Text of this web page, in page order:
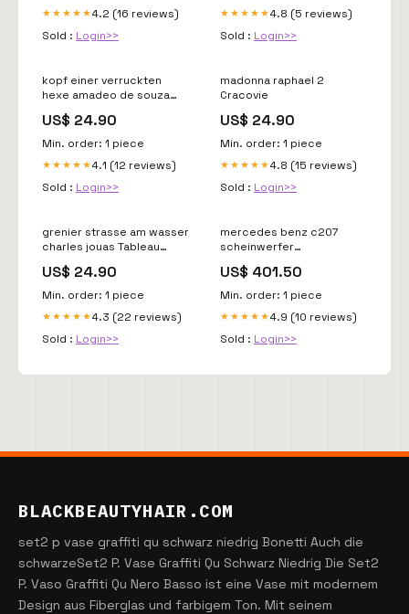
★★★★★4.2 (16 reviews)
Sold : Login>>
★★★★★4.8 (5 reviews)
Sold : Login>>
kopf einer verruckten
hexe amadeo de souza
US$ 24.90
Min. order: 1 piece
★★★★★4.1 (12 reviews)
Sold : Login>>
madonna raphael 2
Cracovie
US$ 24.90
Min. order: 1 piece
★★★★★4.8 (15 reviews)
Sold : Login>>
grenier strasse am wasser
charles jouas Tableau
US$ 24.90
Min. order: 1 piece
★★★★★4.3 (22 reviews)
Sold : Login>>
mercedes benz c207
scheinwerfer
rechts sch7319520757yq
US$ 401.50
Min. order: 1 piece
★★★★★4.9 (10 reviews)
Sold : Login>>
BLACKBEAUTYHAIR.COM
set2 p vase graffiti qu schwarz niedrig Bonetti Auch die
schwarzeSet2 P. Vase Graffiti Qu Schwarz Niedrig Die Set2
P. Vaso Graffiti Qu Nero Basso ist eine Vase mit modernem
Design aus Fiberglas und farbigem Ton. Mit seinem